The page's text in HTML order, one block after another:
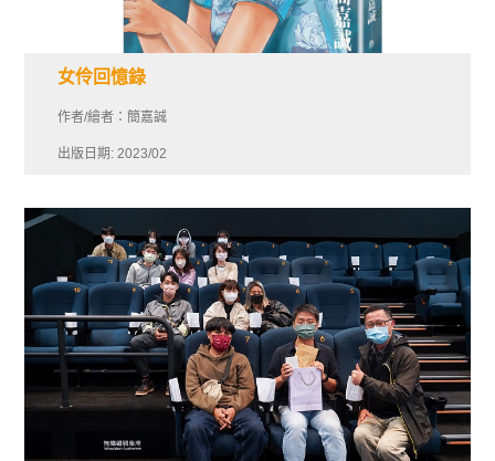
女伶回憶錄
作者/繪者：簡嘉誠
出版日期: 2023/02